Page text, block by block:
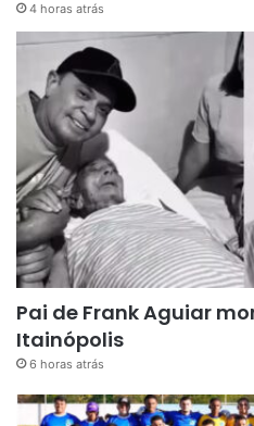
4 horas atrás
Pai de Frank Aguiar
Itainópolis
6 horas atrás